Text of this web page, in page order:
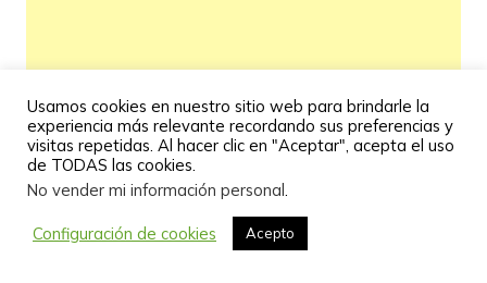
Usamos cookies en nuestro sitio web para brindarle la
experiencia más relevante recordando sus preferencias y
visitas repetidas. Al hacer clic en "Aceptar", acepta el uso
de TODAS las cookies.
No vender mi información personal.
Configuración de cookies Acepto